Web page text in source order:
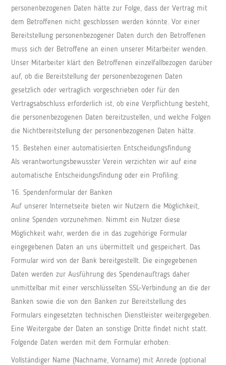
personenbezogenen Daten hätte zur Folge, dass der Vertrag mit
dem Betroffenen nicht geschlossen werden könnte. Vor einer
Bereitstellung personenbezogener Daten durch den Betroffenen
muss sich der Betroffene an einen unserer Mitarbeiter wenden.
Unser Mitarbeiter klärt den Betroffenen einzelfallbezogen darüber
auf, ob die Bereitstellung der personenbezogenen Daten
gesetzlich oder vertraglich vorgeschrieben oder für den
Vertragsabschluss erforderlich ist, ob eine Verpflichtung besteht,
die personenbezogenen Daten bereitzustellen, und welche Folgen
die Nichtbereitstellung der personenbezogenen Daten hätte.
15. Bestehen einer automatisierten Entscheidungsfindung
Als verantwortungsbewusster Verein verzichten wir auf eine
automatische Entscheidungsfindung oder ein Profiling.
16. Spendenformular der Banken
Auf unserer Internetseite bieten wir Nutzern die Möglichkeit,
online Spenden vorzunehmen. Nimmt ein Nutzer diese
Möglichkeit wahr, werden die in das zugehörige Formular
eingegebenen Daten an uns übermittelt und gespeichert. Das
Formular wird von der Bank bereitgestellt. Die eingegebenen
Daten werden zur Ausführung des Spendenauftrags daher
unmittelbar mit einer verschlüsselten SSL-Verbindung an die der
Banken sowie die von den Banken zur Bereitstellung des
Formulars eingesetzten technischen Dienstleister weitergegeben.
Eine Weitergabe der Daten an sonstige Dritte findet nicht statt.
Folgende Daten werden mit dem Formular erhoben:
Vollständiger Name (Nachname, Vorname) mit Anrede (optional